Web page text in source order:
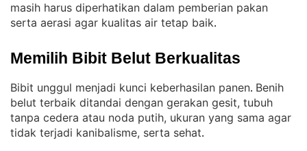
masih harus diperhatikan dalam pemberian pakan
serta aerasi agar kualitas air tetap baik.
Memilih Bibit Belut Berkualitas
Bibit unggul menjadi kunci keberhasilan panen. Benih
belut terbaik ditandai dengan gerakan gesit, tubuh
tanpa cedera atau noda putih, ukuran yang sama agar
tidak terjadi kanibalisme, serta sehat.